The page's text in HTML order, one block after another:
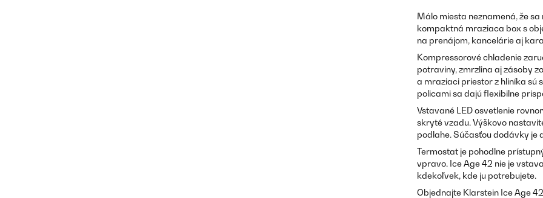
Málo miesta neznamená, že
kompaktná mraziaca box s
na prenájom, kancelárie aj
Kompressorové chladenie
potraviny, zmrzlina aj zásoby
a mraziaci priestor z hliníka sú
policami sa dajú flexibilne
Vstavané LED osvetlenie
skryté vzadu. Výškovo
podlahe. Súčasťou dodávky je
Termostat je pohodlne
vpravo. Ice Age 42 nie je
kdekoľvek, kde ju potrebujete.
Objednajte Klarstein Ice Age